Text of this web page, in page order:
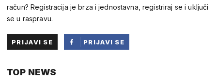
račun? Registracija je brza i jednostavna, registriraj se i uključi
se u raspravu.
PRIJAVI SE
PRIJAVI SE
TOP NEWS